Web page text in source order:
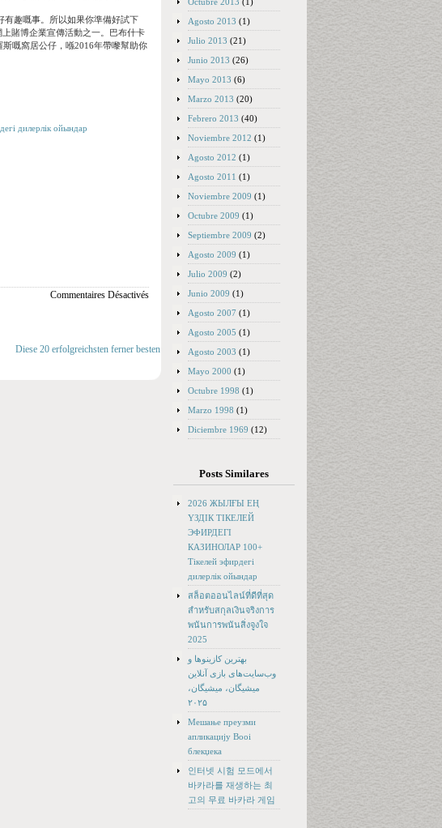
趣嘅事。所以如果你準備好試下
賭博企業宣傳活動之一。巴布什卡
嘅窩居公仔，喺2016年帶嚟幫助你
дилерлік ойындар
Commentaires Désactivés
Diese 20 erfolgreichsten ferner besten
Agosto 2013 (1)
Julio 2013 (21)
Junio 2013 (26)
Mayo 2013 (6)
Marzo 2013 (20)
Febrero 2013 (40)
Noviembre 2012 (1)
Agosto 2012 (1)
Agosto 2011 (1)
Noviembre 2009 (1)
Octubre 2009 (1)
Septiembre 2009 (2)
Agosto 2009 (1)
Julio 2009 (2)
Junio 2009 (1)
Agosto 2007 (1)
Agosto 2005 (1)
Agosto 2003 (1)
Mayo 2000 (1)
Octubre 1998 (1)
Marzo 1998 (1)
Diciembre 1969 (12)
Posts Similares
2026 ЖЫЛҒЫ ЕҢ
ҮЗДІК ТІКЕЛЕЙ
ЭФИРДЕГІ
КАЗИНОЛАР 100+
Тікелей эфирдегі
дилерлік ойындар
สล็อตออนไลน์ที่ดีที่สุด
สำหรับสกุลเงินจริงการ
พนันการพนันสิ่งจูงใจ
2025
بهترین کازینوها و
وب‌سایت‌های بازی آنلاین
میشیگان، میشیگان،
۲۰۲۵
Мешање преузми
апликацију Booi
блекџека
인터넷 시험 모드에서
바카라를 재생하는 최
고의 무료 바카라 게임